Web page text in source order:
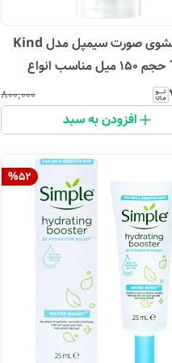
ژل شستشوی صورت سیمپل مدل Kind
To Skin حجم ۱۵۰ میل مناسب انواع
۸۰۰٬۰۰۰
افزودن به سبد
%52